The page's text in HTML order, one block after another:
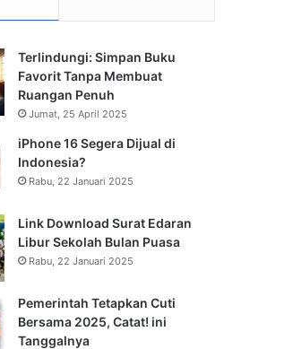
Terlindungi: Simpan Buku
Favorit Tanpa Membuat
Ruangan Penuh
Jumat, 25 April 2025
iPhone 16 Segera Dijual di
Indonesia?
Rabu, 22 Januari 2025
Link Download Surat Edaran
Libur Sekolah Bulan Puasa
Rabu, 22 Januari 2025
Pemerintah Tetapkan Cuti
Bersama 2025, Catat! ini
Tanggalnya